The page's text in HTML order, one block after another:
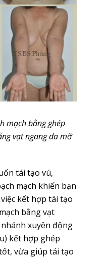
mạch bằng ghép
vạt ngang da mỡ
tái tạo vú,
mạch khiến bạn
kết hợp tái tạo
bằng vạt
xuyên động
kết hợp ghép
vừa giúp tái tạo